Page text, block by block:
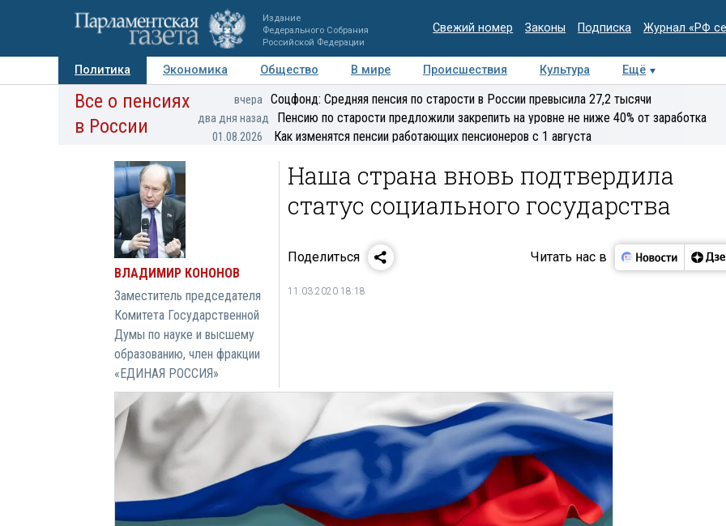
Издание
Федерального Собрания
Российской Федерации
Свежий номер Законы Подписка Журнал «РФ
Политика Экономика Общество В мире Происшествия Культура Ещё
Авторы Персоны Мнения Регионы Медиацентр Интервью Колумнисты
Все о пенсиях
в России
вчера Соцфонд: Средняя пенсия по старости в России превысила 27,2 тысячи
два дня назад Пенсию по старости предложили закрепить на уровне не ниже 40% от заработка
01.08.2026 Как изменятся пенсии работающих пенсионеров с 1 августа
ВЛАДИМИР КОНОНОВ
Заместитель председателя
Комитета Государственной
Думы по науке и высшему
образованию, член фракции
«ЕДИНАЯ РОССИЯ»
Наша страна вновь подтвердила
статус социального государства
Поделиться Читать нас в
11.03.2020 18:18